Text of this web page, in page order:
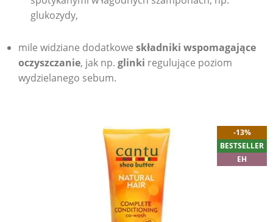
glukozydy,
mile widziane dodatkowe składniki wspomagające
oczyszczanie, jak np. glinki regulujące poziom
wydzielanego sebum.
-13%
BESTSELLER
EH